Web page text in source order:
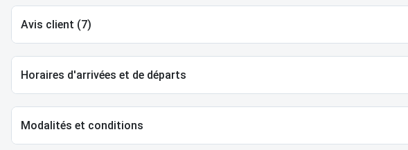
Avis client (7)
Horaires d'arrivées et de départs
Modalités et conditions